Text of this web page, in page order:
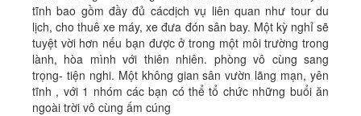
tĩnh bao gồm đầy đủ cácdịch vụ liên quan như tour du
lịch, cho thuê xe máy, xe đưa đón sân bay. Một kỳ nghỉ sẽ
tuyệt vời hơn nếu bạn được ở trong một môi trường trong
lành, hòa mình với thiên nhiên. phòng vô cùng sang
trọng- tiện nghi. Một không gian sân vườn lãng mạn, yên
tĩnh , với 1 nhóm các bạn có thể tổ chức những buổi ăn
ngoài trời vô cùng ấm cúng